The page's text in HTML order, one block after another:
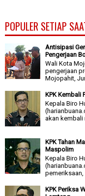
POPULER SETIAP
Antisipasi
Pengerjaan
Wali Kota
pengerjaan
Mojopahit,
KPK Kembali
Kepala Biro
akan kembali
KPK Tahan
Maspolim
Kepala Biro
pemeriksaan,
KPK Periksa